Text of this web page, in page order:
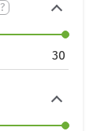
?
30